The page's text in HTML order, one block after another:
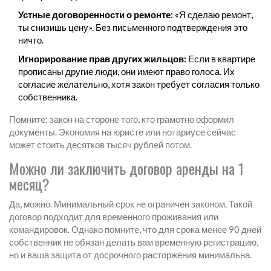
Устные договоренности о ремонте: «Я сделаю ремонт,
ты снизишь цену». Без письменного подтверждения это
ничто.
Игнорирование прав других жильцов: Если в квартире
прописаны другие люди, они имеют право голоса. Их
согласие желательно, хотя закон требует согласия только
собственника.
Помните: закон на стороне того, кто грамотно оформил
документы. Экономия на юристе или нотариусе сейчас
может стоить десятков тысяч рублей потом.
Можно ли заключить договор аренды на 1
месяц?
Да, можно. Минимальный срок не ограничен законом. Такой
договор подходит для временного проживания или
командировок. Однако помните, что для срока менее 90 дней
собственник не обязан делать вам временную регистрацию,
но и ваша защита от досрочного расторжения минимальна.